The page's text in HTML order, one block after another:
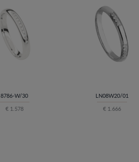
8786-W/30
€ 1.578
LN08W20/01
€ 1.666